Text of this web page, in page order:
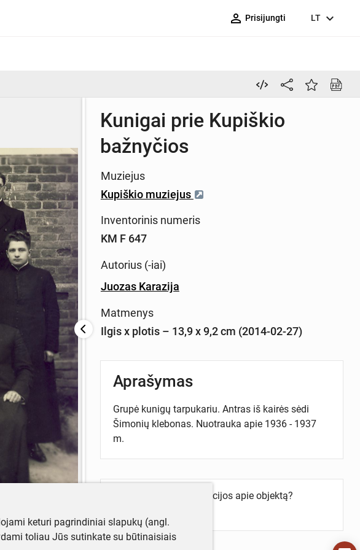
person_outline Prisijungti LT expand_more
Kunigai prie Kupiškio
bažnyčios
Muziejus
Kupiškio muziejus
Inventorinis numeris
KM F 647
Autorius (-iai)
Juozas Karazija
Matmenys
Ilgis x plotis – 13,9 x 9,2 cm (2014-02-27)
Aprašymas
Grupė kunigų tarpukariu. Antras iš kairės sėdi
Šimonių klebonas. Nuotrauka apie 1936 - 1937
m.
Turite daugiau informacijos apie objektą?
keturi pagrindiniai slapukų (angl.
toliau Jūs sutinkate su būtinaisiais